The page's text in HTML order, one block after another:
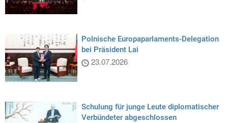
Polnische Europaparlaments-Delegation
bei Präsident Lai
23.07.2026
Schulung für junge Leute diplomatischer
Verbündeter abgeschlossen